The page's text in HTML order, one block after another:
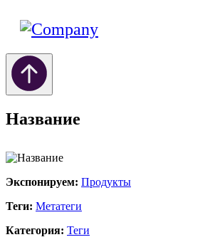
Название
Экспонируем: Продукты
Теги: Метатеги
Категория: Теги